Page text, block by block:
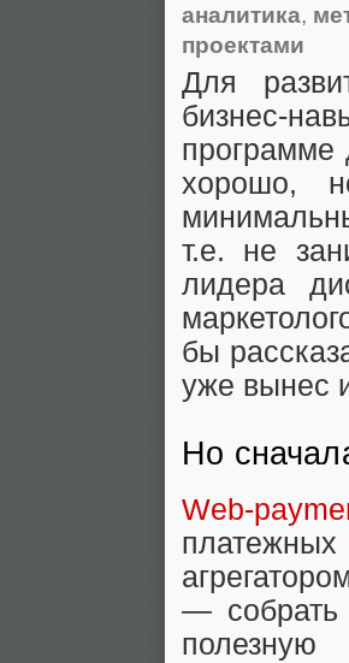
аналитика,
проектами
Для
бизнес-
программе
хорошо,
т.е. не
лидера
бы
уже вынес
Но
Web-
— собрать